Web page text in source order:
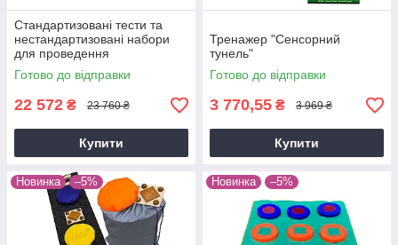
Стандартизованi тести та
нестандартизованi набори
для проведення
терапевтичного
оцiнювання.Сенсорний
фiзiотест"Основний"
Готово до відправки
22 572 ₴ 23 760 ₴
Купити
Тренажер "Сенсорний
тунель"
Готово до відправки
3 770,55 ₴ 3 969 ₴
Купити
Новинка –5% Новинка –5%